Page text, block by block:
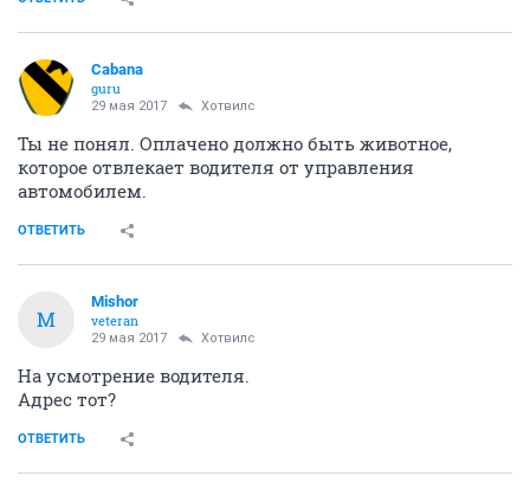
Cabana
guru
29 мая 2017 Хотвилс
Ты не понял. Оплачено должно быть животное,
которое отвлекает водителя от управления
автомобилем.
ОТВЕТИТЬ
M
Mishor
veteran
29 мая 2017 Хотвилс
На усмотрение водителя.
Адрес тот?
ОТВЕТИТЬ